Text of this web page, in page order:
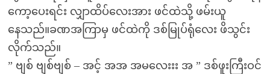
ကော့ပေးရင်း လျှာထိပ်လေးအား ဖင်ထဲသို့ ဖမ်းယူ
နေသည်။ခဏအကြာမှ ဖင်ထဲကို ဒစ်မြုပ်ရုံလေး ဖိသွင်း
လိုက်သည်။
” ဗျစ် ဗျစ်ဗျစ် – အင့် အအ အမလေးးး အ ” ဒစ်ဖူးကြီးဝင်